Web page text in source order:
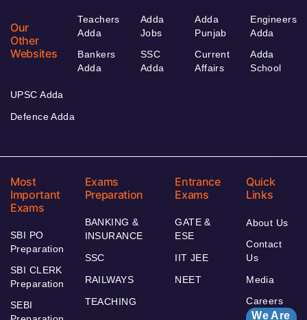
Our
Other
Websites
Teachers
Adda
Bankers
Adda
Adda
Jobs
SSC
Adda
Adda
Punjab
Current
Affairs
Engineers
Adda
Adda
School
UPSC Adda
Defence Adda
Most
Important
Exams
SBI PO
Preparation
SBI CLERK
Preparation
SEBI
Exams
Preparation
BANKING &
INSURANCE
SSC
RAILWAYS
TEACHING
Entrance
Exams
GATE &
ESE
IIT JEE
NEET
Quick
Links
About Us
Contact
Us
Media
Careers
We Are